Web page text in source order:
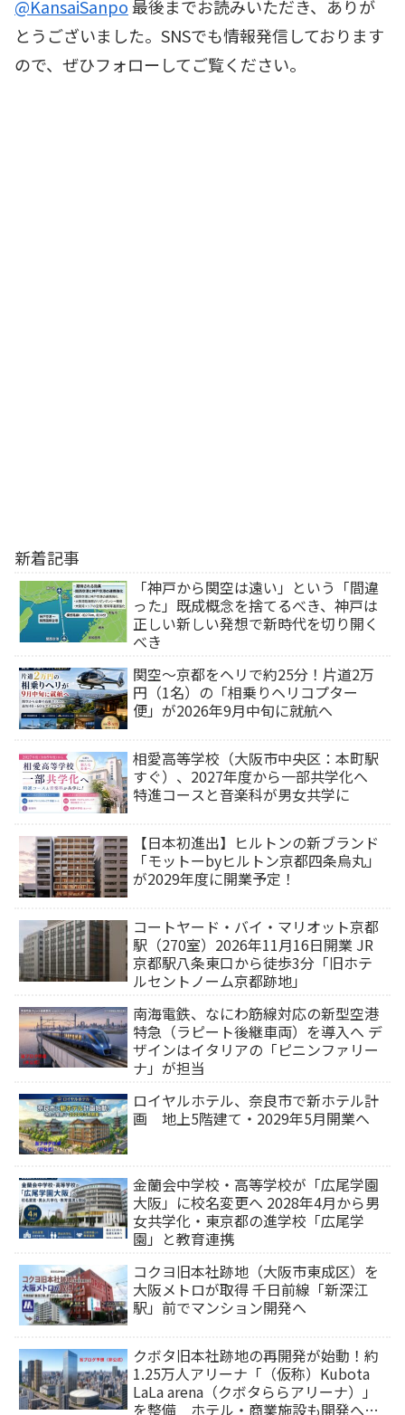
@KansaiSanpo最後までお読みいただき、ありが
とうございました。SNSでも情報発信しております
ので、ぜひフォローしてご覧ください。
新着記事
「神戸から関空は遠い」という「間違
った」既成概念を捨てるべき、神戸は
正しい新しい発想で新時代を切り開く
べき
関空～京都をヘリで約25分！片道2万
円（1名）の「相乗りヘリコプター
便」が2026年9月中旬に就航へ
相愛高等学校（大阪市中央区：本町駅
すぐ）、2027年度から一部共学化へ
特進コースと音楽科が男女共学に
【日本初進出】ヒルトンの新ブランド
「モットーbyヒルトン京都四条烏丸」
が2029年度に開業予定！
コートヤード・バイ・マリオット京都
駅（270室）2026年11月16日開業 JR
京都駅八条東口から徒歩3分「旧ホテ
ルセントノーム京都跡地」
南海電鉄、なにわ筋線対応の新型空港
特急（ラピート後継車両）を導入へ デ
ザインはイタリアの「ピニンファリー
ナ」が担当
ロイヤルホテル、奈良市で新ホテル計
画 地上5階建て・2029年5月開業へ
金蘭会中学校・高等学校が「広尾学園
大阪」に校名変更へ 2028年4月から男
女共学化・東京都の進学校「広尾学
園」と教育連携
コクヨ旧本社跡地（大阪市東成区）を
大阪メトロが取得 千日前線「新深江
駅」前でマンション開発へ
クボタ旧本社跡地の再開発が始動！約
1.25万人アリーナ「（仮称）Kubota
LaLa arena（クボタららアリーナ）」
を整備 ホテル・商業施設も開発へ